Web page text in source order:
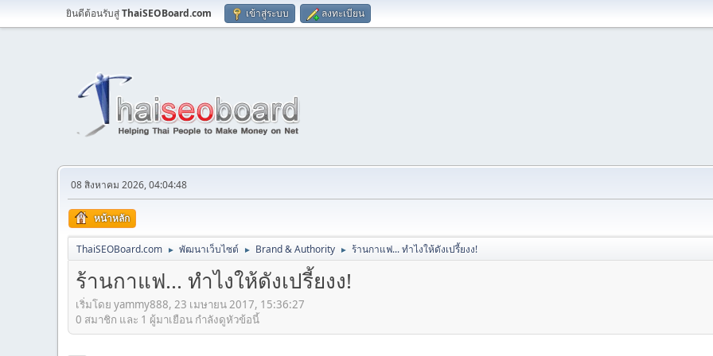
ยินดีต้อนรับสู่ThaiSEOBoard.com เข้าสู่ระบบ ลงทะเบียน
08 สิงหาคม 2026, 04:04:48
หน้าหลัก
ThaiSEOBoard.com ► พัฒนาเว็บไซต์ ► Brand & Authority ► ร้านกาแฟ... ทำไงให้ดังเปรี้ยงง!
ร้านกาแฟ... ทำไงให้ดังเปรี้ยงง!
เริ่มโดย yammy888, 23 เมษายน 2017, 15:36:27
0 สมาชิก และ 1 ผู้มาเยือน กำลังดูหัวข้อนี้